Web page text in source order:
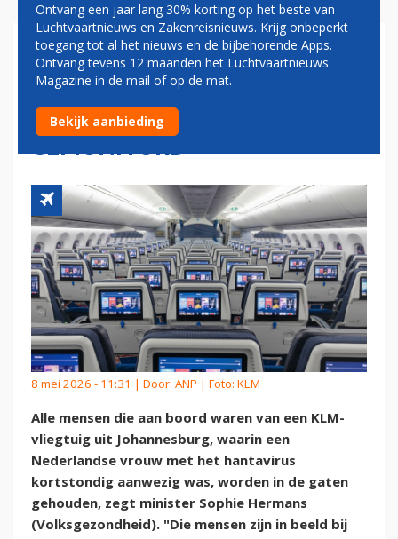
MINISTER HERMANS: ALLE
MENSEN AAN BOORD KLM-
VLUCHT WORDEN
GEMONITORD
8 mei 2026 - 11:31 | Door: ANP | Foto: KLM
Alle mensen die aan boord waren van een KLM-
vliegtuig uit Johannesburg, waarin een
Nederlandse vrouw met het hantavirus
kortstondig aanwezig was, worden in de gaten
gehouden, zegt minister Sophie Hermans
(Volksgezondheid). "Die mensen zijn in beeld bij
Ontvang een jaar lang 30% korting op het beste van
Luchtvaartnieuws en Zakenreisnieuws. Krijg onbeperkt
toegang tot al het nieuws en de bijbehorende Apps.
Ontvang tevens 12 maanden het Luchtvaartnieuws
Magazine in de mail of op de mat.
Bekijk aanbieding